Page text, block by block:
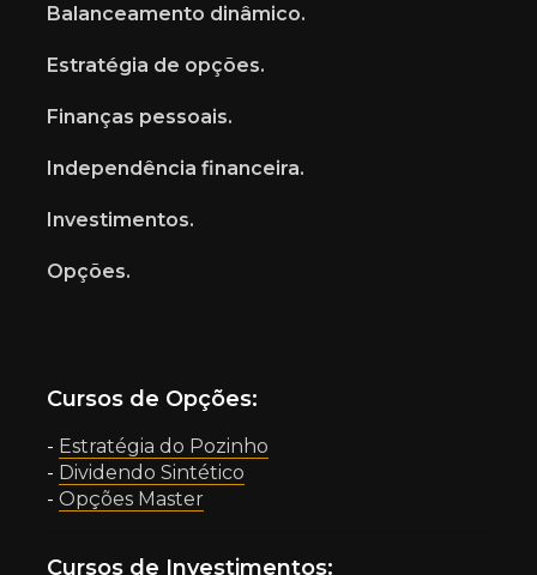
Balanceamento dinâmico.
Estratégia de opções.
Finanças pessoais.
Independência financeira.
Investimentos.
Opções.
Cursos de Opções:
- Estratégia do Pozinho
- Dividendo Sintético
- Opções Master
Cursos de Investimentos: